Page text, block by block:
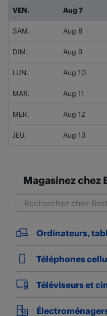
Jour de la semaine Heures
VEN. Aug 7
SAM. Aug 8
DIM. Aug 9
LUN. Aug 10
MAR. Aug 11
MER. Aug 12
JEU. Aug 13
Magasinez chez
Ordinateurs,
Téléphones
Téléviseurs et